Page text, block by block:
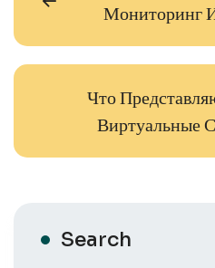
Мониторинг
Что
Виртуальные
Search